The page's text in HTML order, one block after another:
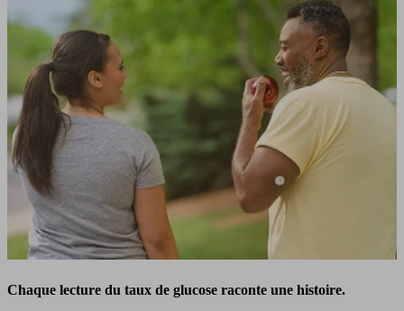
Chaque lecture du taux de glucose raconte une histoire.